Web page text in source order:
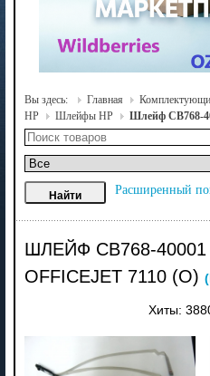
Вы здесь: Главная
HP
Шлейфы HP Шлейф CB768-
Расширенный
ШЛЕЙФ CB768-
OFFICEJET 7110 (О)
Хиты: